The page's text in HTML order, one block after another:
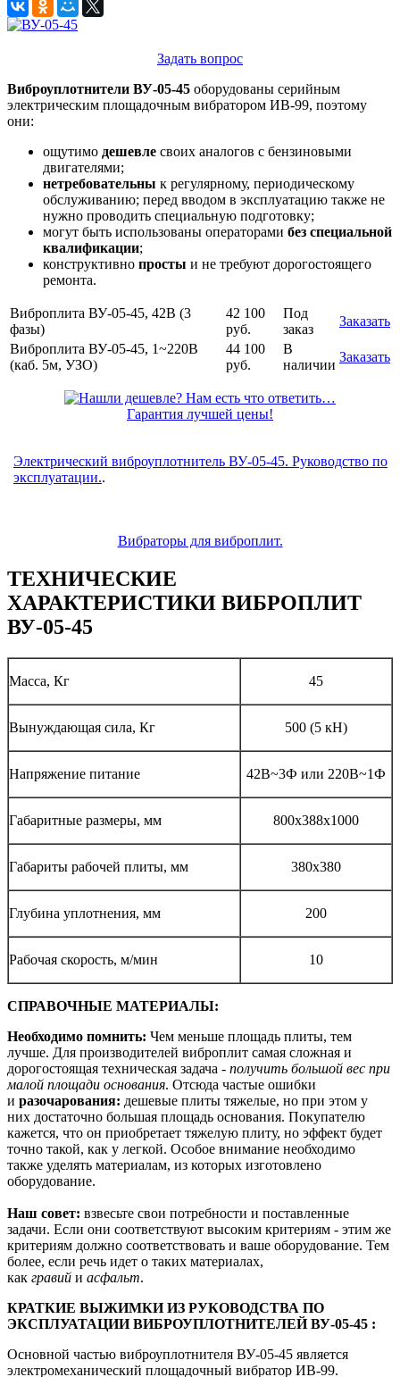
Задать вопрос
Виброуплотнители ВУ-05-45 оборудованы серийным
электрическим площадочным вибратором ИВ-99, поэтому
они:
ощутимо дешевле своих аналогов с бензиновыми
двигателями;
нетребовательны к регулярному, периодическому
обслуживанию; перед вводом в эксплуатацию также не
нужно проводить специальную подготовку;
могут быть использованы операторами без специальной
квалификации;
конструктивно просты и не требуют дорогостоящего
ремонта.
Вибрoплита ВУ-05-45, 42В (3
фазы)
42 100
руб.
Под
заказ
Заказать
Вибрoплита ВУ-05-45, 1~220В
(каб. 5м, УЗО)
44 100
руб.
В
наличии
Заказать
Гарантия лучшей цены!
Электрический виброуплотнитель ВУ-05-45. Руководство по
эксплуатации..
Вибраторы для виброплит.
ТЕХНИЧЕСКИЕ
ХАРАКТЕРИСТИКИ ВИБРОПЛИТ
ВУ-05-45
Масса, Кг 45
Вынуждающая сила, Кг 500 (5 кН)
Напряжение питание 42В~3Ф или 220В~1Ф
Габаритные размеры, мм 800х388х1000
Габариты рабочей плиты, мм 380х380
Глубина уплотнения, мм 200
Рабочая скорость, м/мин 10
СПРАВОЧНЫЕ МАТЕРИАЛЫ:
Необходимо помнить: Чем меньше площадь плиты, тем
лучше. Для производителей виброплит самая сложная и
дорогостоящая техническая задача - получить большой вес при
малой площади основания. Отсюда частые ошибки
и разочарования: дешевые плиты тяжелые, но при этом у
них достаточно большая площадь основания. Покупателю
кажется, что он приобретает тяжелую плиту, но эффект будет
точно такой, как у легкой. Особое внимание необходимо
также уделять материалам, из которых изготовлено
оборудование.
Наш совет: взвесьте свои потребности и поставленные
задачи. Если они соответствуют высоким критериям - этим же
критериям должно соответствовать и ваше оборудование. Тем
более, если речь идет о таких материалах,
как гравий и асфальт.
КРАТКИЕ ВЫЖИМКИ ИЗ РУКОВОДСТВА ПО
ЭКСПЛУАТАЦИИ ВИБРОУПЛОТНИТЕЛЕЙ ВУ-05-45 :
Основной частью виброуплотнителя ВУ-05-45 является
электроме­ханический площадочный вибратор ИВ-99.